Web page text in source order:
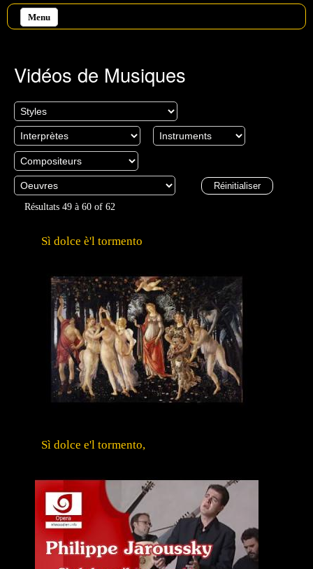
Menu
Vidéos de Musiques
Résultats 49 à 60 of 62
Sì dolce è'l tormento
Sì dolce e'l tormento,